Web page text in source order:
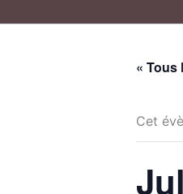
« Tous
Cet